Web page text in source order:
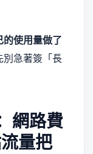
使用量做了
別急著簽「長
網路費
量把